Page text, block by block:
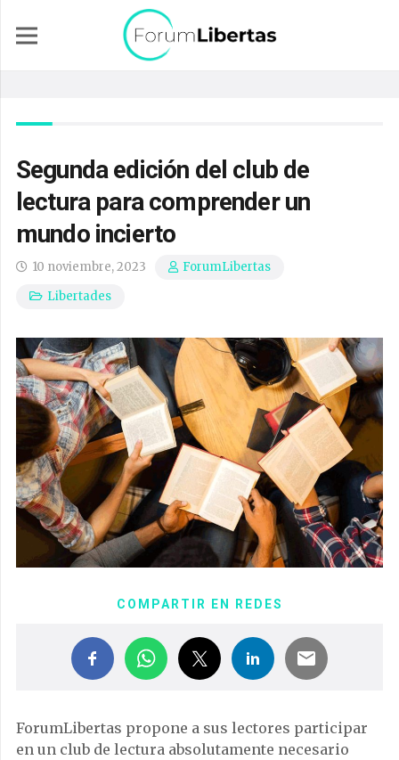
Segunda edición del club de
lectura para comprender un
mundo incierto
10 noviembre, 2023
ForumLibertas
Libertades
COMPARTIR EN REDES
ForumLibertas propone a sus lectores participar
en un club de lectura absolutamente necesario